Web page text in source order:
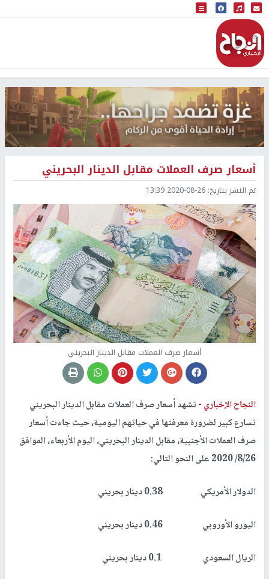
البث المباشر
إذاعة النجاح
أسعار صرف العملات مقابل الدينار البحريني
تم النشر بتاريخ: 2020-08-26 13:39
أسعار صرف العملات مقابل الدينار البحريني
النجاح الإخباري -تشهد أسعار صرف العملات مقابل الدينار البحريني
تسارع كبير لضرورة معرفتها في حياتهم اليومية، حيث جاءت أسعار
صرف العملات الأجنبية، مقابل الدينار البحريني، اليوم الأربعاء، الموافق
8/26/ 2020 على النحو التالي:
الدولار الأمريكي 0.38 دينار بحريني
اليورو الأوروبي 0.46 دينار بحريني
الريال السعودي 0.1 دينار بحريني